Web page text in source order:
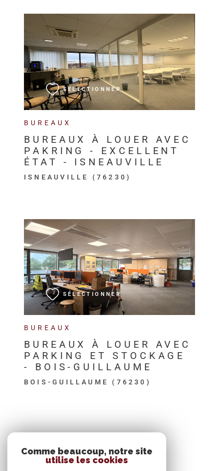
BUREAUX
BUREAUX À LOUER AVEC
PAKRING - EXCELLENT
ÉTAT - ISNEAUVILLE
ISNEAUVILLE (76230)
SÉLECTIONNER
VOIR LE BIEN
BUREAUX
BUREAUX À LOUER AVEC
PARKING ET STOCKAGE
- BOIS-GUILLAUME
BOIS-GUILLAUME (76230)
SÉLECTIONNER
VOIR LE BIEN
Comme beaucoup, notre site
utilise les cookies